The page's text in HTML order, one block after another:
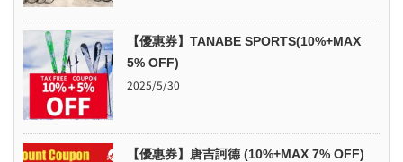
【優惠券】TANABE SPORTS(10%+MAX
5% OFF)
2025/5/30
【優惠券】唐吉訶德 (10%+MAX 7% OFF)